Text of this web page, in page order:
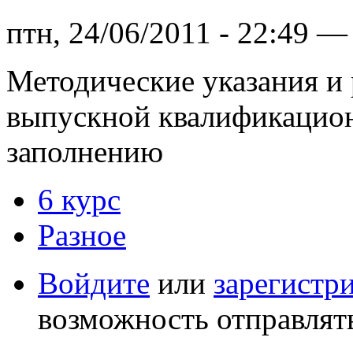
птн, 24/06/2011 - 22:49
Методические указания
выпускной
заполнению
6 курс
Разное
Войдите или
возможность